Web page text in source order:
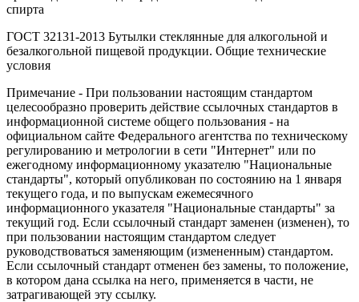
спирта
ГОСТ 32131-2013 Бутылки стеклянные для алкогольной и
безалкогольной пищевой продукции. Общие технические
условия
Примечание - При пользовании настоящим стандартом
целесообразно проверить действие ссылочных стандартов в
информационной системе общего пользования - на
официальном сайте Федерального агентства по техническому
регулированию и метрологии в сети "Интернет" или по
ежегодному информационному указателю "Национальные
стандарты", который опубликован по состоянию на 1 января
текущего года, и по выпускам ежемесячного
информационного указателя "Национальные стандарты" за
текущий год. Если ссылочный стандарт заменен (изменен), то
при пользовании настоящим стандартом следует
руководствоваться заменяющим (измененным) стандартом.
Если ссылочный стандарт отменен без замены, то положение,
в котором дана ссылка на него, применяется в части, не
затрагивающей эту ссылку.